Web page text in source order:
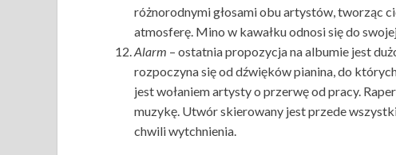
różnorodnymi głosami obu artystów, tworząc
atmosferę. Mino w kawałku odnosi się do
Alarm – ostatnia propozycja na albumie jest
rozpoczyna się od dźwięków pianina, do
jest wołaniem artysty o przerwę od pracy.
muzykę. Utwór skierowany jest przede
chwili wytchnienia.